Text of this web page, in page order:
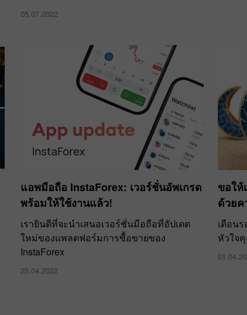
05.07.2022
แอพมือถือ InstaForex: เวอร์ชั่นอัพเกรด
พร้อมให้ใช้งานแล้ว!
เรายินดีที่จะนำเสนอเวอร์ชั่นมือถือที่อัปเดต
ใหม่ของแพลตฟอร์มการซื้อขายของ
InstaForex
25.04.2022
ขอใ
ด้วย
เดือน
หัวใจ